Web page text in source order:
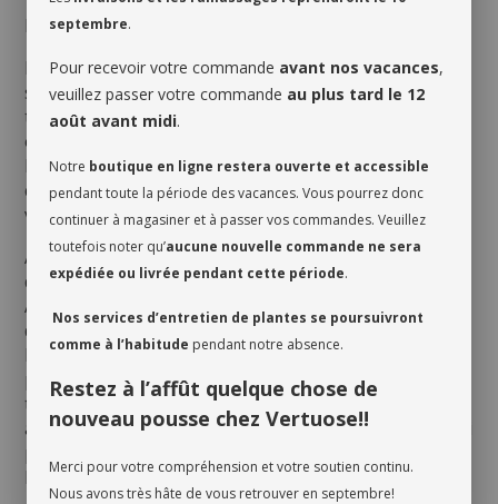
ENTRETIEN
Bien que le Dracaena aime l’humidité, il faut toutefois
s’assurer que son terreau s’assèche jusqu’au premier
tiers entre les arrosages. Un arrosage trop abondant
ou fréquent pourrait faire pourrir ses racines et
brunir le bout de ses fines feuilles marginées. Tout
comme bien d’autres plantes tropicales, il apprécie la
vaporisation régulière, surtout en hiver.
Assurez-vous de bien évaluer les besoins d’arrosage
de votre plante quand vous en prenez possession.
Avant de l’arroser la première fois, vérifiez le taux
d’humidité du terreau afin de déterminer s’il est
humide ou non près de la surface. Il est également
préférable d’en aérer le terreau avant de l’arroser la
toute première fois, car le sol est souvent compressé
afin d’éviter tout mouvement durant le transport. Ceci
permet donc au terreau de respirer et de libérer son
humidité.
septembre.
Pour recevoir votre commande avant nos vacances,
veuillez passer votre commande au plus tard le 12
août avant midi.
Notre boutique en ligne restera ouverte et accessible
pendant toute la période des vacances. Vous pourrez donc
continuer à magasiner et à passer vos commandes. Veuillez
toutefois noter qu’aucune nouvelle commande ne sera
expédiée ou livrée pendant cette période.
Nos services d’entretien de plantes se poursuivront
comme à l’habitude pendant notre absence.
Restez à l’affût quelque chose de
nouveau pousse chez Vertuose!!
Merci pour votre compréhension et votre soutien continu.
Nous avons très hâte de vous retrouver en septembre!